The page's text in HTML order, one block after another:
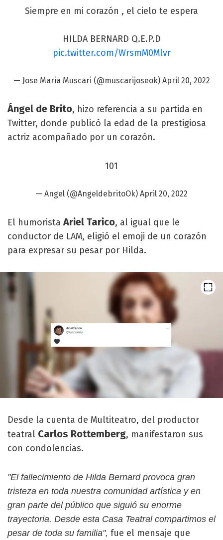
Siempre en mi corazón , el cielo te espera
HILDA BERNARD Q.E.P.D
pic.twitter.com/WrsmM0Mlvr
— Jose Maria Muscari (@muscarijoseok) April 20, 2022
Ángel de Brito, hizo referencia a su partida en
Twitter, donde publicó la edad de la prestigiosa
actriz acompañado por un corazón.
101
— Angel (@AngeldebritoOk) April 20, 2022
El humoristaAriel Tarico, al igual que le
conductor de LAM, eligió el emoji de un corazón
para expresar su pesar por Hilda.
Desde la cuenta de Multiteatro, del productor
teatral Carlos Rottemberg, manifestaron sus
con condolencias.
"El fallecimiento de Hilda Bernard provoca gran
tristeza en toda nuestra comunidad artística y en
gran parte del público que siguió su enorme
trayectoria. Desde esta Casa Teatral compartimos el
pesar de toda su familia", fue el mensaje que